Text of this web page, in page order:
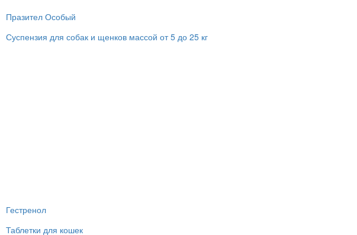
Празител Особый
Суспензия для собак и щенков массой от 5 до 25 кг
Гестренол
Таблетки для кошек